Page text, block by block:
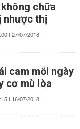
chữa
nhược thị
| 27/07/2018
cam mỗi ngày
cơ mù lòa
| 16/07/2018